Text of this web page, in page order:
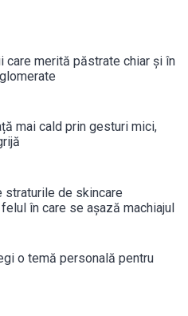
care merită păstrate chiar și în
mai cald prin gesturi mici,
straturile de skincare
în care se așază machiajul
o temă personală pentru